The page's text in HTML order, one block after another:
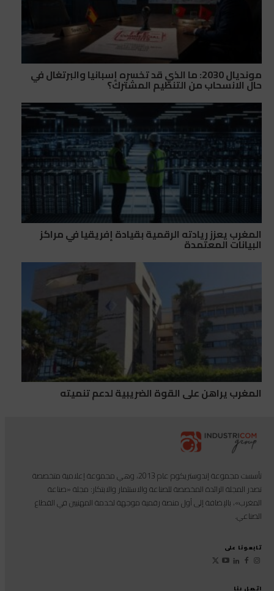
مونديال 2030: ما الذي قد تخسره إسبانيا والبرتغال في
حال الانسحاب من التنظيم المشترك؟
المغرب يعزز ريادته الرقمية بقيادة إفريقيا في مراكز
البيانات المعتمدة
المغرب يراهن على القوة الضريبية لدعم تنميته
اتصل بنا
تأسست مجموعة إندوستريكوم عام 2013، وهي مجموعة إعلامية متخصصة
تصدر المجلة الرائدة المخصصة للصناعة والاستثمار والابتكار: مجلة «صناعة
المغرب»، بالإضافة إلى أول منصة رقمية موجهة لخدمة المهنيين في القطاع
الصناعي.
تابعونا على